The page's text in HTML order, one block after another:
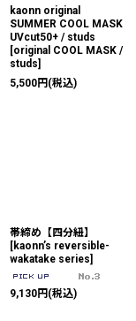
kaonn original
SUMMER COOL MASK
UVcut50+ / studs
[original COOL MASK /
studs]
5,500円 (税込)
帯締め【四分紐】
[kaonn’s reversible-
wakatake series]
9,130円 (税込)